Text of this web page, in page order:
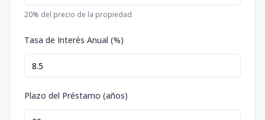
20% del precio de la propiedad
Tasa de Interés Anual (%)
Plazo del Préstamo (años)